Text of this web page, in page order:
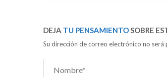
DEJA TU PENSAMIENTOSOBRE
Su dirección de correo electrónico no